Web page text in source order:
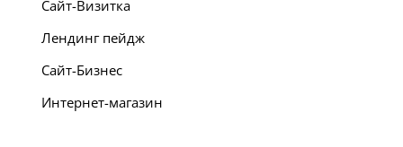
Сайт-Визитка
Лендинг пейдж
Сайт-Бизнес
Интернет-магазин